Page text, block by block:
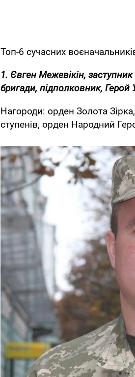
Топ-6 сучасних
1. Євген Межевікін,
бригади, підполковник, Герой
Нагороди: орден Золота
ступенів, орден Народний